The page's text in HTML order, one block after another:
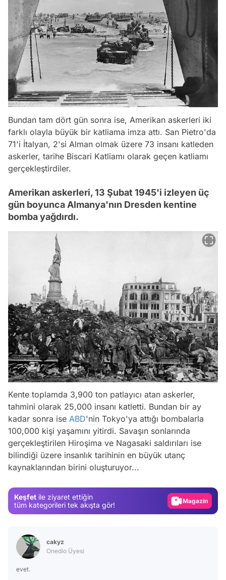
Bundan tam dört gün sonra ise, Amerikan askerleri iki
farklı olayla büyük bir katliama imza attı. San Pietro'da
71'i İtalyan, 2'si Alman olmak üzere 73 insanı katleden
askerler, tarihe Biscari Katliamı olarak geçen katliamı
gerçekleştirdiler.
Amerikan askerleri, 13 Şubat 1945'i izleyen üç
gün boyunca Almanya'nın Dresden kentine
bomba yağdırdı.
Kente toplamda 3,900 ton patlayıcı atan askerler,
tahmini olarak 25,000 insanı katletti. Bundan bir ay
kadar sonra ise ABD'nin Tokyo'ya attığı bombalarla
100,000 kişi yaşamını yitirdi. Savaşın sonlarında
gerçekleştirilen Hiroşima ve Nagasaki saldırıları ise
bilindiği üzere insanlık tarihinin en büyük utanç
kaynaklarından birini oluşturuyor...
Keşfet ile ziyaret ettiğin
tüm kategorileri tek akışta gör!
Video
cakyz
Onedio Üyesi
evet.